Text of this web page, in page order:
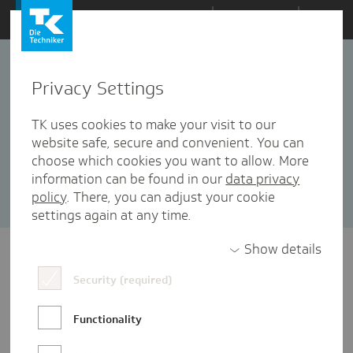
Zum
Inhalt
springen
Finanzausgleich
1 Artikel in dieser Kategorie enthalten
Sortieren nach: Datum Popularität
Privacy Settings
TK uses cookies to make your visit to our
website safe, secure and convenient. You can
choose which cookies you want to allow. More
information can be found in our data privacy
policy. There, you can adjust your cookie
settings again at any time.
Show details
Security (required)
Functionality